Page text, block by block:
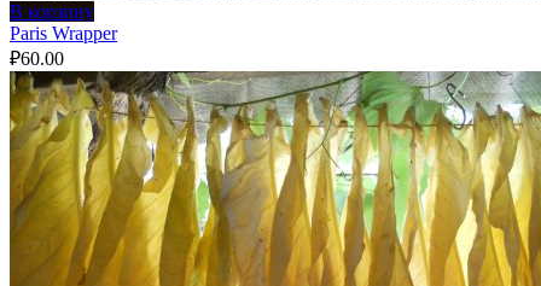
В корзину
Paris Wrapper
₽60.00